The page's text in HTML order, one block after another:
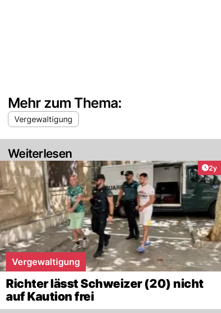
Mehr zum Thema:
Vergewaltigung
Weiterlesen
2y
Vergewaltigung
Richter lässt Schweizer (20) nicht
auf Kaution frei